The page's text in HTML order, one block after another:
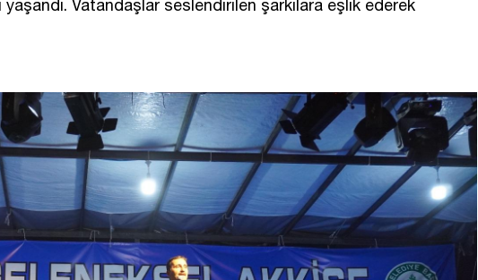
Vatandaşlar seslendirilen şarkılara eşlik ederek